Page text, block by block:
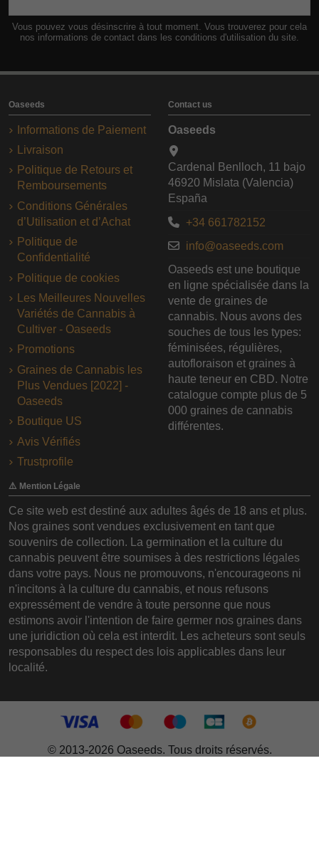
Vous pouvez vous désinscrire à tout moment. Vous trouverez pour cela
nos informations de contact dans les conditions d'utilisation du site.
Oaseeds
Informations de Paiement
Livraison
Politique de Retours et
Remboursements
Conditions Générales
d’Utilisation et d’Achat
Politique de
Confidentialité
Politique de cookies
Les Meilleures Nouvelles
Variétés de Cannabis à
Cultiver - Oaseeds
Promotions
Graines de Cannabis les
Plus Vendues [2022] -
Oaseeds
Boutique US
Avis Vérifiés
Trustprofile
Contact us
Oaseeds
Cardenal Benlloch, 11 bajo
46920 Mislata (Valencia)
España
+34 661782152
info@oaseeds.com
Oaseeds est une boutique
en ligne spécialisée dans la
vente de graines de
cannabis. Nous avons des
souches de tous les types:
féminisées, régulières,
autofloraison et graines à
haute teneur en CBD. Notre
catalogue compte plus de 5
000 graines de cannabis
différentes.
⚠️ Mention Légale
Ce site web est destiné aux adultes âgés de 18 ans et plus.
Nos graines sont vendues exclusivement en tant que
souvenirs de collection. La germination et la culture du
cannabis peuvent être soumises à des restrictions légales
dans votre pays. Nous ne promouvons, n'encourageons ni
n'incitons à la culture du cannabis, et nous refusons
expressément de vendre à toute personne que nous
estimons avoir l'intention de faire germer nos graines dans
une juridiction où cela est interdit. Les acheteurs sont seuls
responsables du respect des lois applicables dans leur
localité.
© 2013-2026 Oaseeds. Tous droits réservés.